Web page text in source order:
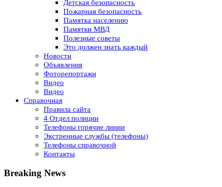
Детская безопасность
Пожарная безопасность
Памятка населению
Памятки МВД
Полезные советы
Это должен знать каждый
Новости
Объявления
Фоторепортажи
Видео
Видео
Справочная
Правила сайта
4 Отдел полиции
Телефоны горячие линии
Экстренные службы (телефоны)
Телефоны справочной
Контакты
Breaking News